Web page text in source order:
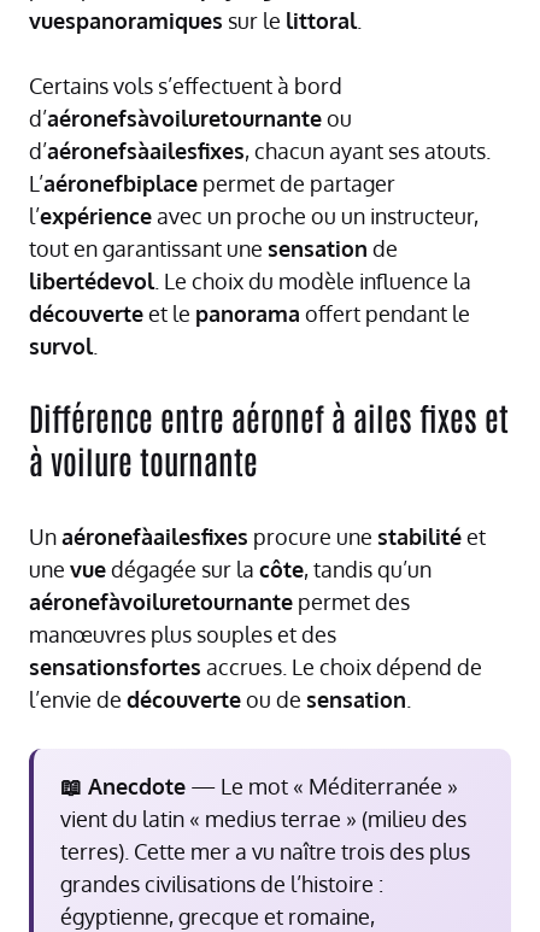
vuespanoramiques sur le littoral.
Certains vols s’effectuent à bord
d’aéronefsàvoiluretournanteou
d’aéronefsàailesfixes, chacun ayant ses atouts.
L’aéronefbiplace permet de partager
l’expérienceavec un proche ou un instructeur,
tout en garantissant une sensation de
libertédevol. Le choix du modèle influence la
découverteet le panorama offert pendant le
survol.
Différence entre aéronef à ailes fixes et
à voilure tournante
Unaéronefàailesfixes procure une stabilitéet
une vuedégagée sur la côte, tandis qu’un
aéronefàvoiluretournante permet des
manœuvres plus souples et des
sensationsfortes accrues. Le choix dépend de
l’envie de découverteou de sensation.
📖 Anecdote — Le mot « Méditerranée »
vient du latin « medius terrae » (milieu des
terres). Cette mer a vu naître trois des plus
grandes civilisations de l’histoire :
égyptienne, grecque et romaine,